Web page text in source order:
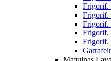
Frigorif.
Frigorif.
Frigorif.
Frigorif.
Frigorif.
Maquinas